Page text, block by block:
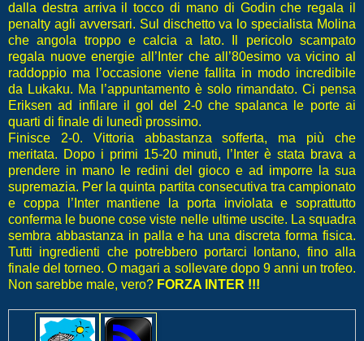
dalla destra arriva il tocco di mano di Godin che regala il
penalty agli avversari. Sul dischetto va lo specialista Molina
che angola troppo e calcia a lato. Il pericolo scampato
regala nuove energie all’Inter che all’80esimo va vicino al
raddoppio ma l’occasione viene fallita in modo incredibile
da Lukaku. Ma l’appuntamento è solo rimandato. Ci pensa
Eriksen ad infilare il gol del 2-0 che spalanca le porte ai
quarti di finale di lunedì prossimo.
Finisce 2-0. Vittoria abbastanza sofferta, ma più che
meritata. Dopo i primi 15-20 minuti, l’Inter è stata brava a
prendere in mano le redini del gioco e ad imporre la sua
supremazia. Per la quinta partita consecutiva tra campionato
e coppa l’Inter mantiene la porta inviolata e soprattutto
conferma le buone cose viste nelle ultime uscite. La squadra
sembra abbastanza in palla e ha una discreta forma fisica.
Tutti ingredienti che potrebbero portarci lontano, fino alla
finale del torneo. O magari a sollevare dopo 9 anni un trofeo.
Non sarebbe male, vero? FORZA INTER !!!